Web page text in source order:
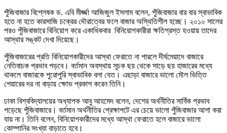
পুঁজিবাজার বিশ্লেষক ড. এবি মীর্জ্জা আজিজুল ইসলাম বলেন, পুঁজিবাজার বার বার স্বাভাবিক
হতে না হতে কারসাজি চক্রের দৌরাত্বের ফলে বাজার অস্থিতিশীল হচ্ছে। ২০১০ সালের
পরও পুঁজিবাজারে বিনিয়োগ করে একাধিকবার বিনিয়োগকারীরা ক্ষতিগ্রস্ত হওয়ায় তাদের
আস্থার সঙ্কট দেখা দিয়েছে।
পুঁজিবাজারের প্রতি বিনিয়োগকারীদের আস্থা ফেরাতে না পারলে দীর্ঘমেয়াদে বাজারে
নেতিবাচক প্রভাব পড়বে। বর্তমান অবস্থায় সূচক ছয় থেকে সাড়ে ছয় হাজারের মধ্যে
থাকলে বাজারকে পুরোপুরি স্বাভাবিক বলা যেত। এছাড়া বাজারে ভালো মৌল ভিত্তি
শেয়ারের দর না বাড়ায় ক্ষোভ প্রকাশ করেন তিনি।
ঢাকা বিশ্ববিদ্যালয়ের অধ্যাপক আবু আহমেদ বলেন, দেশের অর্থনীতির সার্বিক প্রভাব
পড়েছে পুঁজিবাজারে। বর্তমান অর্থনীতির প্রেক্ষাপটে এর চেয়ে ভালো পুঁজিবাজার আশা করা
যায় না। তিনি বলেন, বিনিয়োগকারীদের মধ্যে আস্থা ফেরাতে হলে বাজারে ভালো
কোম্পানির সংখ্যা বাড়াতে হবে।